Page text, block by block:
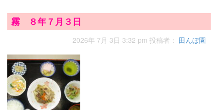
霧 ８年７月３日
2026年 7月 3日 3:32 pm 投稿者： 田んぼ園